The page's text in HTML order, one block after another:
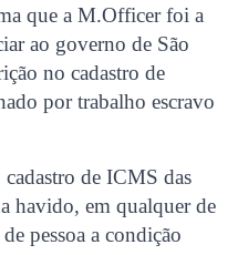
que a M.Officer foi a
ao governo de São
no cadastro de
por trabalho escravo
de ICMS das
havido, em qualquer de
pessoa a condição